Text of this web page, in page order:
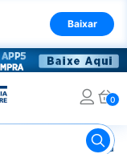
Baixar
0
Barra de Frutas